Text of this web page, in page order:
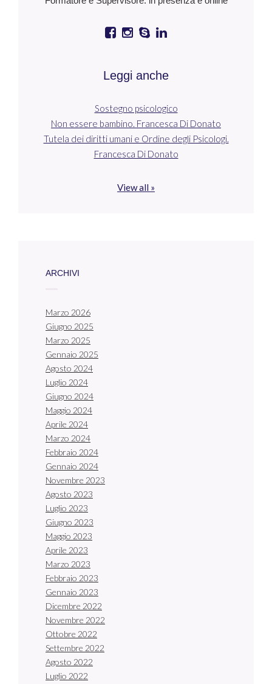
Leggi anche
Sostegno psicologico
Non essere bambino. Francesca Di Donato
Tutela dei diritti umani e Ordine degli Psicologi.
Francesca Di Donato
View all »
ARCHIVI
Marzo 2026
Giugno 2025
Marzo 2025
Gennaio 2025
Agosto 2024
Luglio 2024
Giugno 2024
Maggio 2024
Aprile 2024
Marzo 2024
Febbraio 2024
Gennaio 2024
Novembre 2023
Agosto 2023
Luglio 2023
Giugno 2023
Maggio 2023
Aprile 2023
Marzo 2023
Febbraio 2023
Gennaio 2023
Dicembre 2022
Novembre 2022
Ottobre 2022
Settembre 2022
Agosto 2022
Luglio 2022